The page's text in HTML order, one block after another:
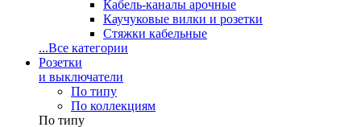
Кабель-каналы арочные
Каучуковые вилки и розетки
Стяжки кабельные
...Все категории
Розетки
и выключатели
По типу
По коллекциям
По типу